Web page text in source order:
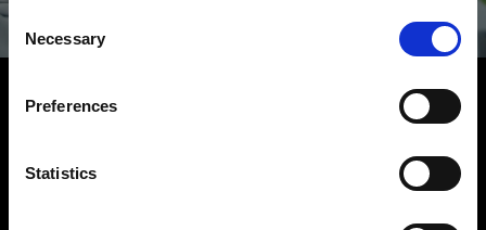
Consent
Selection
Necessary
Preferences
Statistics
HABLEMOS